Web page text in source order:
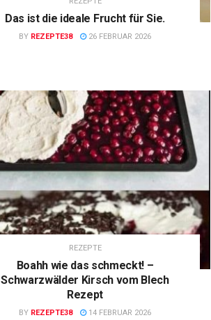
Das ist die ideale Frucht für Sie.
BY REZEPTE38 26 FEBRUAR 2026
REZEPTE
Boahh wie das schmeckt! –
Schwarzwälder Kirsch vom Blech
Rezept
BY REZEPTE38 14 FEBRUAR 2026